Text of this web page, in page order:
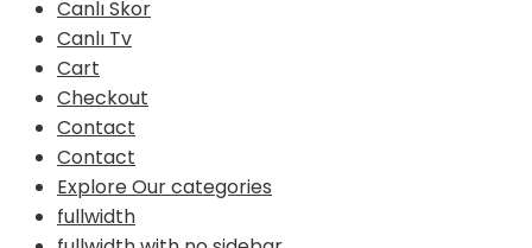
Canlı Skor
Canlı Tv
Cart
Checkout
Contact
Contact
Explore Our categories
fullwidth